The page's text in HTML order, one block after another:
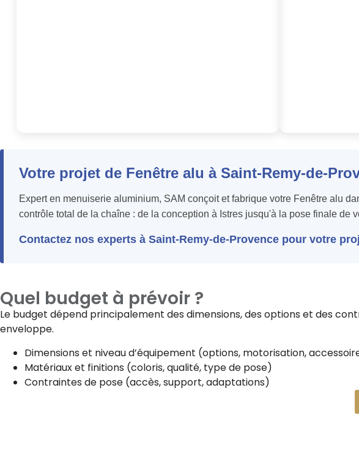
Votre projet de Fenêtre alu à Saint-Remy-de-
Expert en menuiserie aluminium, SAM conçoit et fabrique votre Fenêtre alu
contrôle total de la chaîne : de la conception à Istres jusqu'à la pose finale de
Contactez nos experts à Saint-Remy-de-Provence pour votre
Quel budget à prévoir ?
Le budget dépend principalement des dimensions, des options et des
enveloppe.
Dimensions et niveau d’équipement (options, motorisation,
Matériaux et finitions (coloris, qualité, type de pose)
Contraintes de pose (accès, support, adaptations)